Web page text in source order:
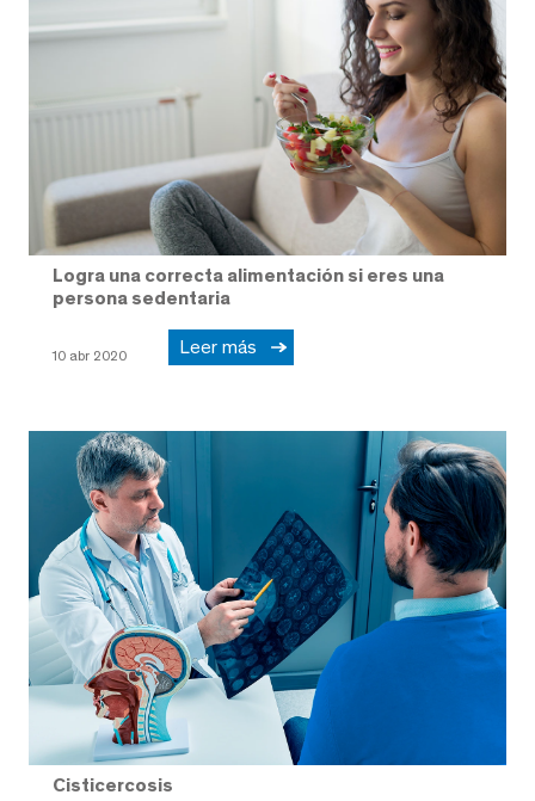
Logra una correcta alimentación si eres una
persona sedentaria
10 abr 2020 Leer más
Cisticercosis